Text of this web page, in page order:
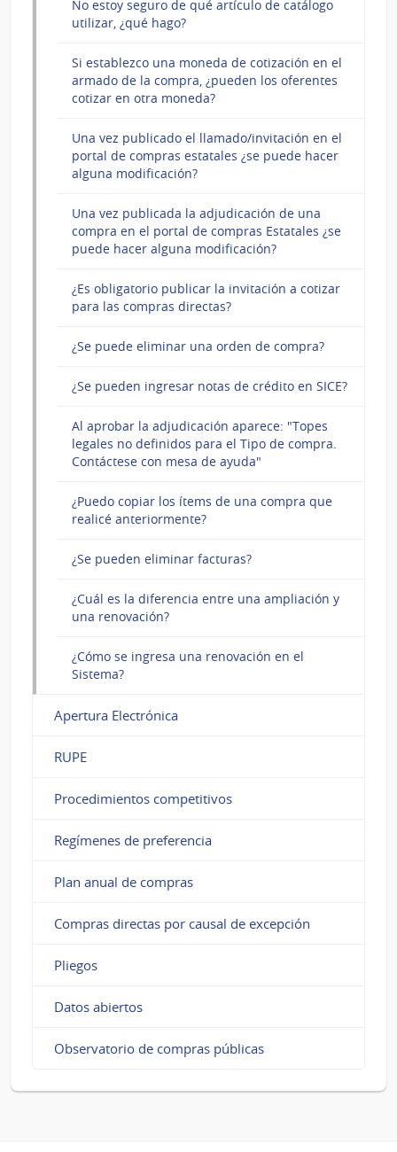
No estoy seguro de qué artículo de catálogo
utilizar, ¿qué hago?
Si establezco una moneda de cotización en el
armado de la compra, ¿pueden los oferentes
cotizar en otra moneda?
Una vez publicado el llamado/invitación en el
portal de compras estatales ¿se puede hacer
alguna modificación?
Una vez publicada la adjudicación de una
compra en el portal de compras Estatales ¿se
puede hacer alguna modificación?
¿Es obligatorio publicar la invitación a cotizar
para las compras directas?
¿Se puede eliminar una orden de compra?
¿Se pueden ingresar notas de crédito en SICE?
Al aprobar la adjudicación aparece: "Topes
legales no definidos para el Tipo de compra.
Contáctese con mesa de ayuda"
¿Puedo copiar los ítems de una compra que
realicé anteriormente?
¿Se pueden eliminar facturas?
¿Cuál es la diferencia entre una ampliación y
una renovación?
¿Cómo se ingresa una renovación en el
Sistema?
Apertura Electrónica
RUPE
Procedimientos competitivos
Regímenes de preferencia
Plan anual de compras
Compras directas por causal de excepción
Pliegos
Datos abiertos
Observatorio de compras públicas